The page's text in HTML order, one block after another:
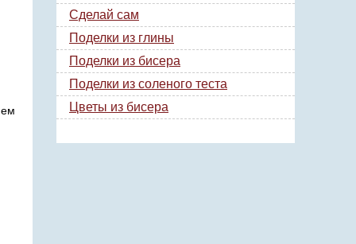
Сделай сам
Поделки из глины
Поделки из бисера
Поделки из соленого теста
Цветы из бисера